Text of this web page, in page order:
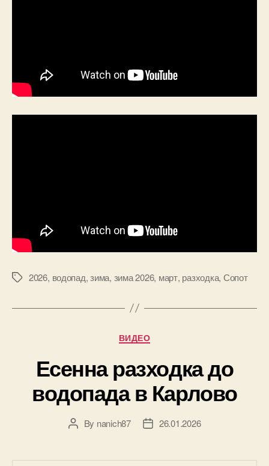
Tags2026, водопад,зима, зима 2026, март, разходка, Сопот
Categories
ВИДЕО
Есенна разходка до
водопада в Карлово
PostBy nanich87
Post26.01.2026